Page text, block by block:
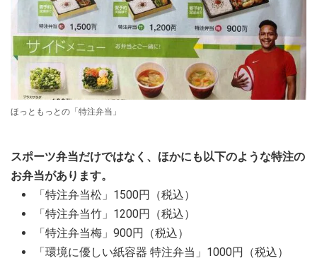
ほっともっとの「特注弁当」
スポーツ弁当だけではなく、ほかにも以下のような特注の
お弁当があります。
「特注弁当松」1500円（税込）
「特注弁当竹」1200円（税込）
「特注弁当梅」900円（税込）
「環境に優しい紙容器 特注弁当」1000円（税込）